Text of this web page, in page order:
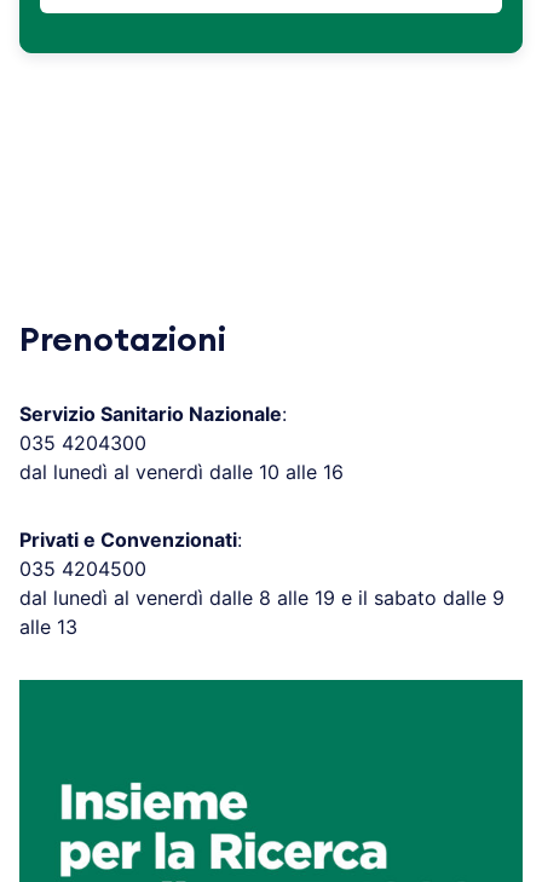
Prenotazioni
Servizio Sanitario Nazionale:
035 4204300
dal lunedì al venerdì dalle 10 alle 16
Privati e Convenzionati:
035 4204500
dal lunedì al venerdì dalle 8 alle 19 e il sabato dalle 9
alle 13